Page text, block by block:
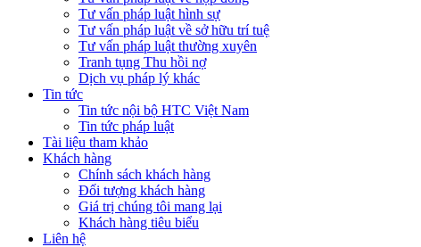
Tư vấn pháp luật hình sự
Tư vấn pháp luật về sở hữu trí tuệ
Tư vấn pháp luật thường xuyên
Tranh tụng Thu hồi nợ
Dịch vụ pháp lý khác
Tin tức
Tin tức nội bộ HTC Việt Nam
Tin tức pháp luật
Tài liệu tham khảo
Khách hàng
Chính sách khách hàng
Đối tượng khách hàng
Giá trị chúng tôi mang lại
Khách hàng tiêu biểu
Liên hệ